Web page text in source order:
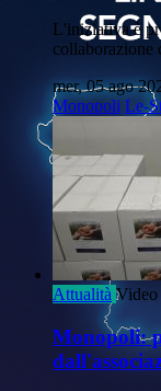
L'iniziativa è
collaborazione
mer, 05 ago
Monopoli Le-
Attualità Video
Monopoli: